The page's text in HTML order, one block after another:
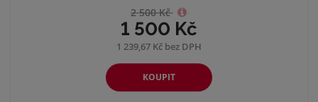
2 500 Kč
1 500 Kč
1 239,67 Kč bez DPH
KOUPIT